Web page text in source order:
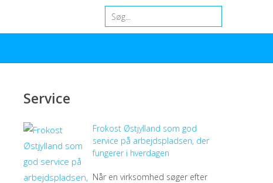
Service
Frokost Østjylland som god
service på arbejdspladsen, der
fungerer i hverdagen
Når en virksomhed søger efter